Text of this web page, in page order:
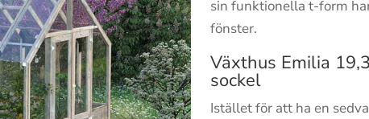
sin funktionella t-form
fönster.
Växthus Emilia
sockel
Istället för att ha en